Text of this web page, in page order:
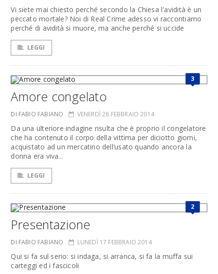
Vi siete mai chiesto perché secondo la Chiesa l'avidità è un
peccato mortale? Noi di Real Crime adesso vi raccontiamo
perché di avidità si muore, ma anche perché si uccide
LEGGI
3
Amore congelato
DI FABIO FABIANO VENERDÌ 28 FEBBRAIO 2014
Da una ulteriore indagine risulta che è proprio il congelatore
che ha contenuto il corpo della vittima per diciotto giorni,
acquistato ad un mercatino dell’usato quando ancora la
donna era viva...
LEGGI
2
Presentazione
DI FABIO FABIANO LUNEDÌ 17 FEBBRAIO 2014
Qui si fa sul serio: si indaga, si arranca, si fa la muffa sui
carteggi ed i fascicoli